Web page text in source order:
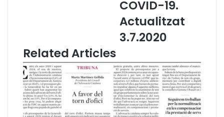
'
A
d
v
o
c
e
a
b
a
t
s
p
e
COVID-19.
Actualitzat
3.7.2020
Related Articles